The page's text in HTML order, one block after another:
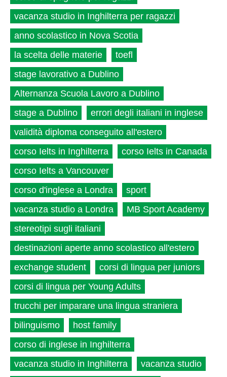
vacanza studio in Inghilterra per ragazzi
anno scolastico in Nova Scotia
la scelta delle materie
toefl
stage lavorativo a Dublino
Alternanza Scuola Lavoro a Dublino
stage a Dublino
errori degli italiani in inglese
validità diploma conseguito all'estero
corso Ielts in Inghilterra
corso Ielts in Canada
corso Ielts a Vancouver
corso d'inglese a Londra
sport
vacanza studio a Londra
MB Sport Academy
stereotipi sugli italiani
destinazioni aperte anno scolastico all'estero
exchange student
corsi di lingua per juniors
corsi di lingua per Young Adults
trucchi per imparare una lingua straniera
bilinguismo
host family
corso di inglese in Inghilterra
vacanza studio in Inghilterra
vacanza studio